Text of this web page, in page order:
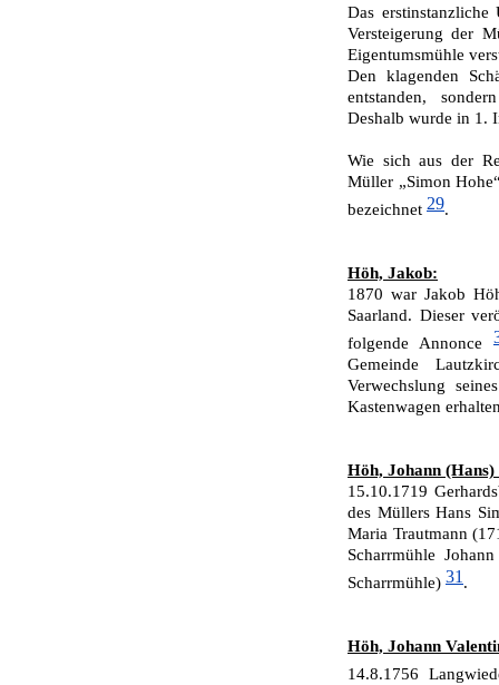
Das
Versteigerung der
Eigentumsmühle
Den klagenden
entstanden,
Deshalb wurde in 1.
Wie sich aus der
Müller „Simon
bezeichnet 29.
Höh, Jakob:
1870 war Jakob
Saarland. Dieser
folgende Annonce
Gemeinde
Verwechslung
Kastenwagen
Höh, Johann
15.10.1719
des Müllers Hans
Maria Trautmann
Scharrmühle
Scharrmühle) 31 .
Höh, Johann
14.8.1756